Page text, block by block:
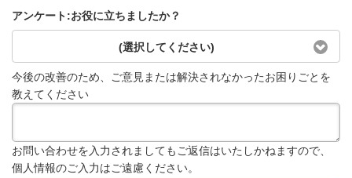
アンケート:お役に立ちましたか？
(選択してください)
今後の改善のため、ご意見または解決されなかったお困りごとを
教えてください
お問い合わせを入力されましてもご返信はいたしかねますので、
個人情報のご入力はご遠慮ください。